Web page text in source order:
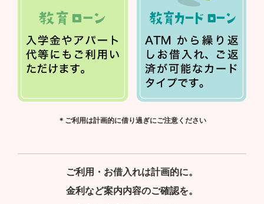
＊ご利用は計画的に借り過ぎにご注意ください
ご利用・お借入れは計画的に。
金利など案内内容のご確認を。